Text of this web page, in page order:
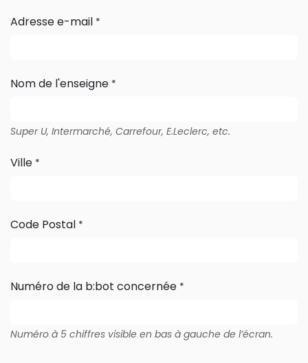
Adresse e-mail *
Nom de l'enseigne *
Super U, Intermarché, Carrefour, E.Leclerc, etc.
Ville *
Code Postal *
Numéro de la b:bot concernée *
Numéro à 5 chiffres visible en bas à gauche de l’écran.